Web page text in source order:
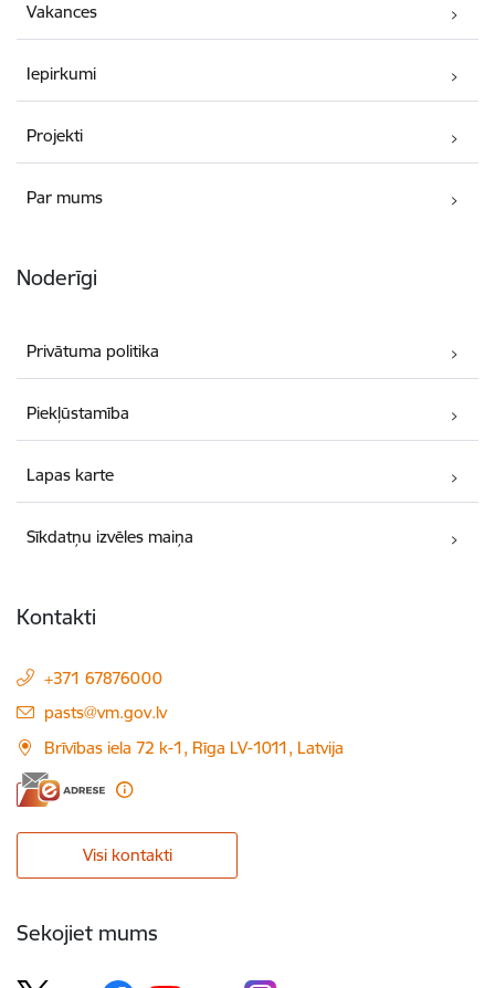
Vakances
Iepirkumi
Projekti
Par mums
Noderīgi
Privātuma politika
Piekļūstamība
Lapas karte
Sīkdatņu izvēles maiņa
Kontakti
+371 67876000
E-pasts:
pasts@vm.gov.lv
Brīvības iela 72 k-1, Rīga LV-1011, Latvija
Visi kontakti
Sekojiet mums